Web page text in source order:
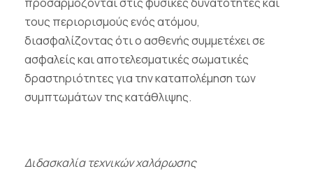
τους περιορισμούς ενός ατόμου,
διασφαλίζοντας ότι ο ασθενής συμμετέχει σε
ασφαλείς και αποτελεσματικές σωματικές
δραστηριότητες για την καταπολέμηση των
συμπτωμάτων της κατάθλιψης.
Διδασκαλία τεχνικών χαλάρωσης